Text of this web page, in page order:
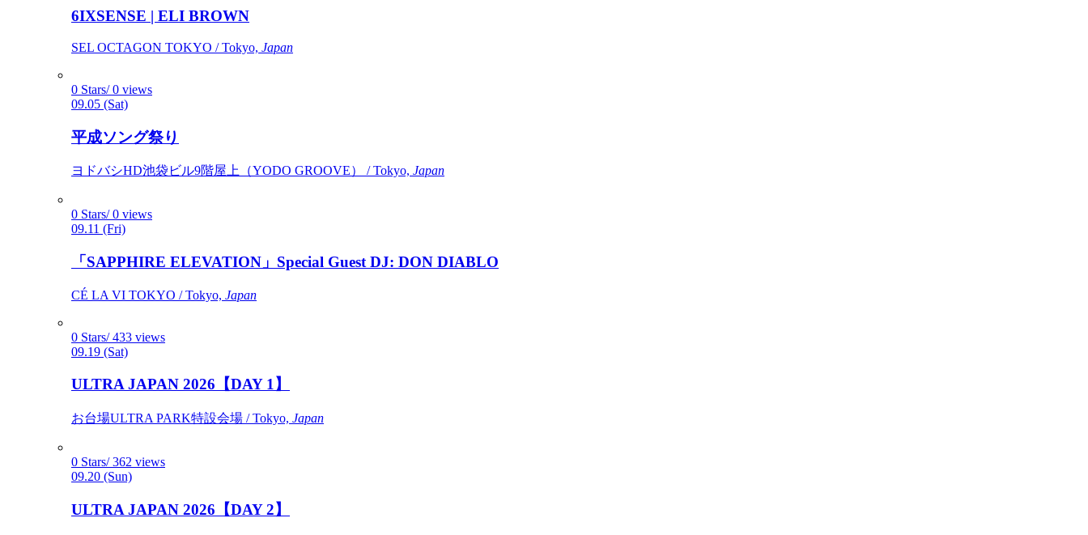
6IXSENSE | ELI BROWN
SEL OCTAGON TOKYO / Tokyo, Japan
0 Stars/ 0 views
09.05 (Sat)
平成ソング祭り
ヨドバシHD池袋ビル9階屋上（YODO GROOVE） / Tokyo, Japan
0 Stars/ 0 views
09.11 (Fri)
「SAPPHIRE ELEVATION」Special Guest DJ: DON DIABLO
CÉ LA VI TOKYO / Tokyo, Japan
0 Stars/ 433 views
09.19 (Sat)
ULTRA JAPAN 2026【DAY 1】
お台場ULTRA PARK特設会場 / Tokyo, Japan
0 Stars/ 362 views
09.20 (Sun)
ULTRA JAPAN 2026【DAY 2】